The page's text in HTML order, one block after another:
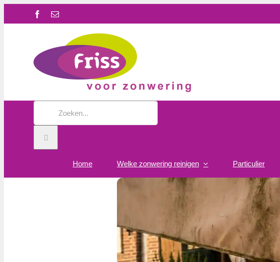
Facebook
E-
Zoeken
Home Welke zonwering reinigen Particulier